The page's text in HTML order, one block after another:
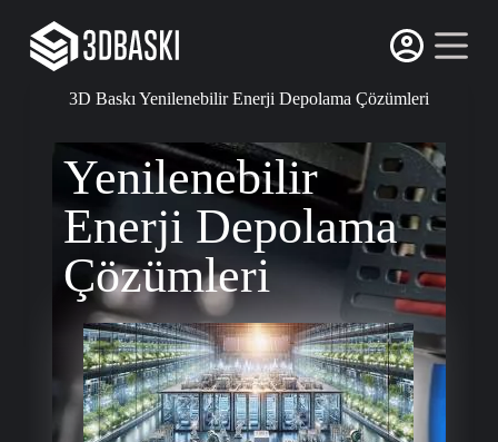
k
3D Baskı Yenilenebilir Enerji Depolama Çözümleri
Yenilenebilir
Enerji Depolama
Çözümleri